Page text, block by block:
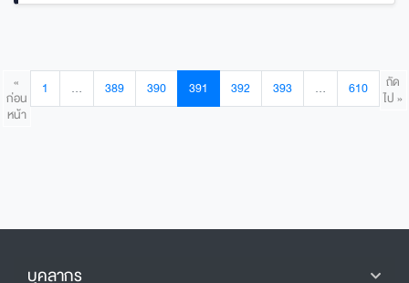
«
ก่อน
หน้า
1 … 389 390 391 392 393 … 610
ถัด
ไป »
บุคลากร